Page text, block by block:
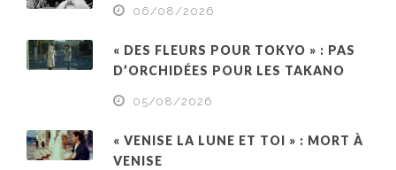
06/08/2026
« DES FLEURS POUR TOKYO » : PAS
D’ORCHIDÉES POUR LES TAKANO
05/08/2026
« VENISE LA LUNE ET TOI » : MORT À
VENISE